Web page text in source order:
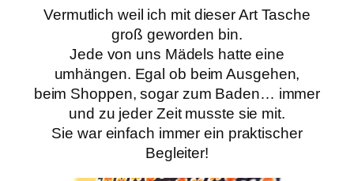
Vermutlich weil ich mit dieser Art Tasche
groß geworden bin.
Jede von uns Mädels hatte eine
umhängen. Egal ob beim Ausgehen,
beim Shoppen, sogar zum Baden… immer
und zu jeder Zeit musste sie mit.
Sie war einfach immer ein praktischer
Begleiter!